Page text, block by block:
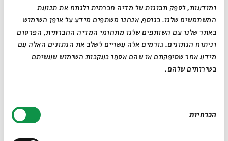
ומודעות, לספק תכונות של מדיה חברתית ולנתח את תנועת
המשתמשים שלנו. בנוסף, אנחנו משתפים מידע על אופן השימוש
באתר שלנו עם השותפים שלנו מתחומי המדיה החברתית, הפרסום
וניתוח הנתונים. גורמים אלה עשויים לשלב את הנתונים האלה עם
מידע אחר שסיפקתם או שהם אספו בעקבות השימוש שעשיתם
בשירותים שלהם.
הסכמה
הכרחיות
כניסה לתיקיית דפי המקורות של הסדרה>>
קרדיטים לתמונות: Qumran photo Effi Schweizer, Berthold
Werner - Jordan, Amman, Dead Sea Scroll 4Q175